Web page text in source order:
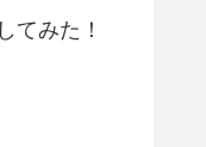
てみた！